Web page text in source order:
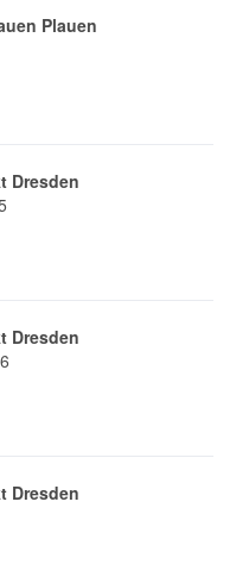
Plauen
Dresden
Dresden
Dresden